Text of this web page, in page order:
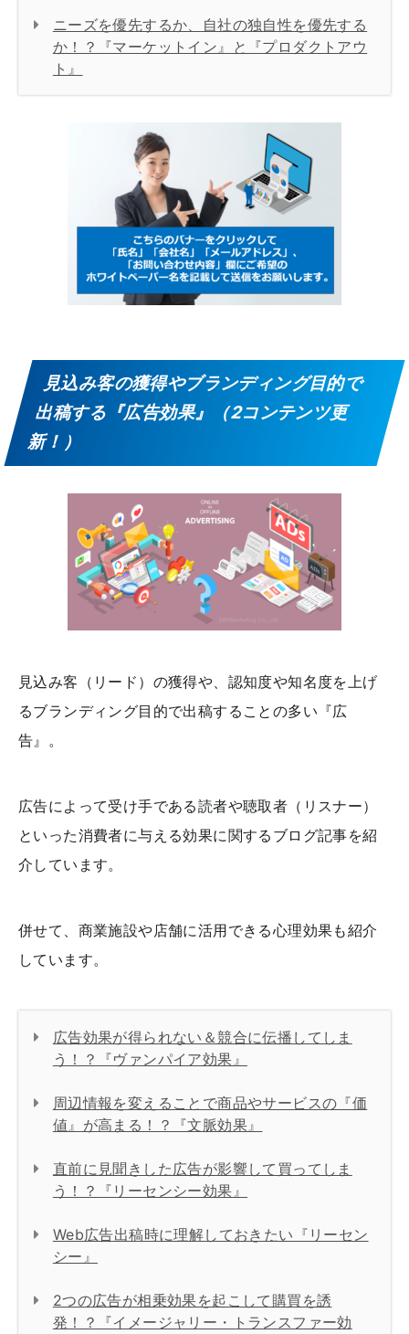
ニーズを優先するか、自社の独自性を優先する
か！？『マーケットイン』と『プロダクトアウ
ト』
見込み客の獲得やブランディング目的で
出稿する『広告効果』（2コンテンツ更
新！）
見込み客（リード）の獲得や、認知度や知名度を上げ
るブランディング目的で出稿することの多い『広
告』。
広告によって受け手である読者や聴取者（リスナー）
といった消費者に与える効果に関するブログ記事を紹
介しています。
併せて、商業施設や店舗に活用できる心理効果も紹介
しています。
広告効果が得られない＆競合に伝播してしま
う！？『ヴァンパイア効果』
周辺情報を変えることで商品やサービスの『価
値』が高まる！？『文脈効果』
直前に見聞きした広告が影響して買ってしま
う！？『リーセンシー効果』
Web広告出稿時に理解しておきたい『リーセン
シー』
2つの広告が相乗効果を起こして購買を誘
発！？『イメージャリー・トランスファー効